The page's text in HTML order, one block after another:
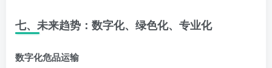
七、未来趋势：数字化、绿色化、专业化
数字化危品运输